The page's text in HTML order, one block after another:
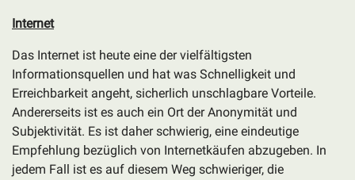
Internet
Das Internet ist heute eine der vielfältigsten
Informationsquellen und hat was Schnelligkeit und
Erreichbarkeit angeht, sicherlich unschlagbare Vorteile.
Andererseits ist es auch ein Ort der Anonymität und
Subjektivität. Es ist daher schwierig, eine eindeutige
Empfehlung bezüglich von Internetkäufen abzugeben. In
jedem Fall ist es auf diesem Weg schwieriger, die